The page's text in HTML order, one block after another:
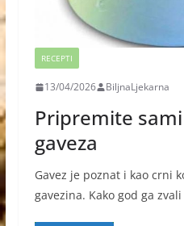
RECEPTI
13/04/2026 BiljnaLjekarna
Pripremite
gaveza
Gavez je poznat i kao crni
gavezina. Kako god ga